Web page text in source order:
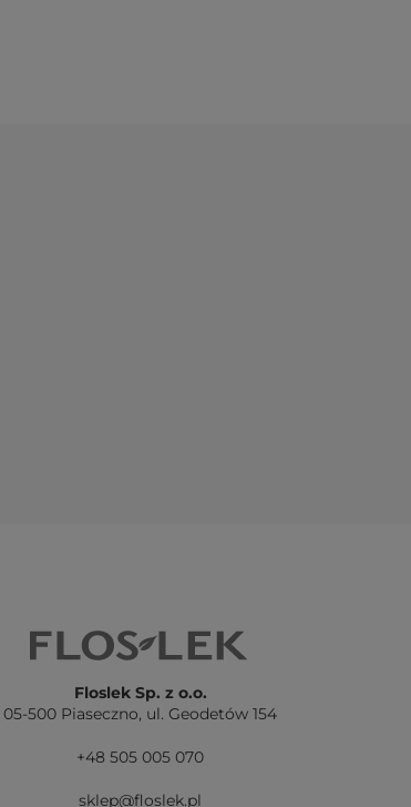
Floslek Sp. z o.o.
05-500 Piaseczno, ul. Geodetów 154
+48 505 005 070
sklep@floslek.pl